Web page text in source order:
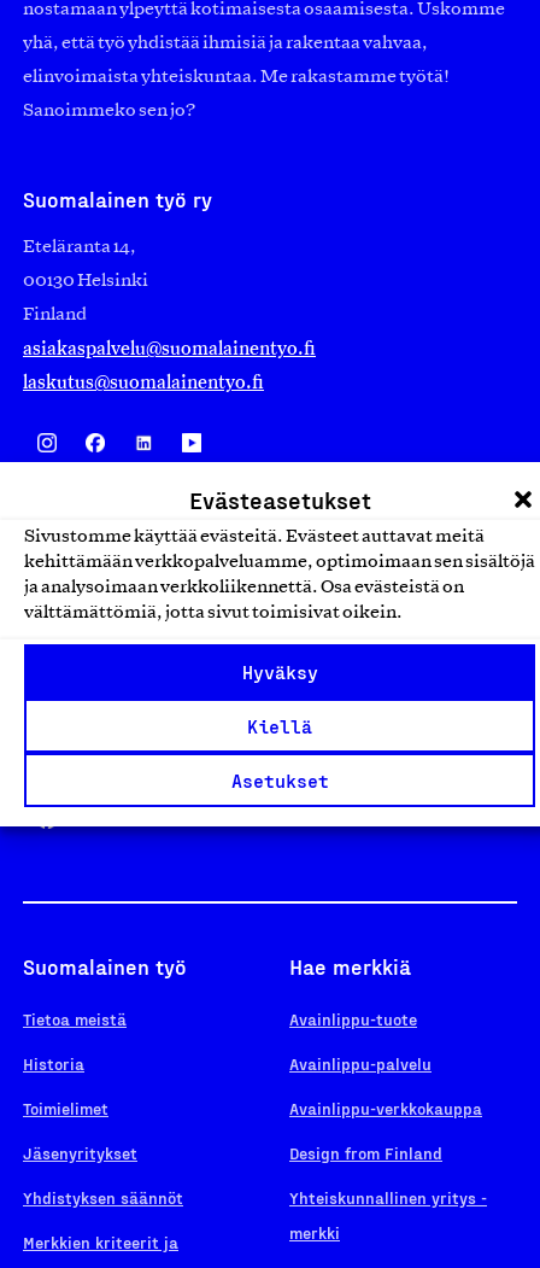
Evästeasetukset
Sivustomme käyttää evästeitä. Evästeet auttavat meitä
kehittämään verkkopalveluamme, optimoimaan sen sisältöjä
ja analysoimaan verkkoliikennettä. Osa evästeistä on
välttämättömiä, jotta sivut toimisivat oikein.
Hyväksy
Kiellä
Asetukset
nostamaan ylpeyttä kotimaisesta osaamisesta. Uskomme
yhä, että työ yhdistää ihmisiä ja rakentaa vahvaa,
elinvoimaista yhteiskuntaa. Me rakastamme työtä!
Sanoimmeko sen jo?
Suomalainen työ ry
Eteläranta 14,
00130 Helsinki
Finland
asiakaspalvelu@suomalainentyo.fi
laskutus@suomalainentyo.fi
Yhteiskunnallinen Yritys -merkki
Suomalainen työ
Tietoa meistä
Historia
Toimielimet
Jäsenyritykset
Yhdistyksen säännöt
Merkkien kriteerit ja
Hae merkkiä
Avainlippu-tuote
Avainlippu-palvelu
Avainlippu-verkkokauppa
Design from Finland
Yhteiskunnallinen yritys -
merkki